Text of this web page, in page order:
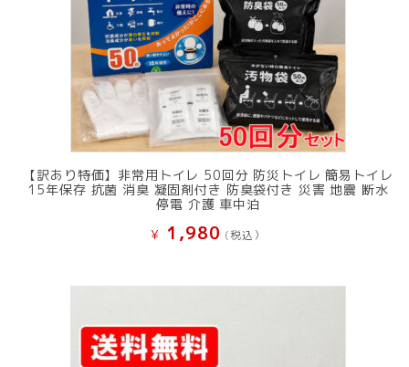
【訳あり特価】非常用トイレ 50回分 防災トイレ 簡易トイレ
15年保存 抗菌 消臭 凝固剤付き 防臭袋付き 災害 地震 断水
停電 介護 車中泊
¥ 1,980 (税込）